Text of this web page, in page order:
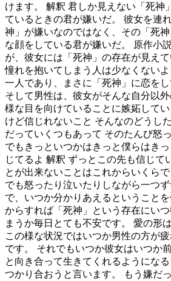
けます。 解釈 君しか見えない「死神
ているときの君が嫌いだ。 彼女を連
神」が嫌いなのではなく、その「死
な顔をしている君が嫌いだ。 原作小
が、彼女には「死神」の存在が見え
憧れを抱いてしまう人は少なくない
一人であり、まさに「死神」に恋をし
そして男性は、彼女がそんな自分以
様な目を向けていることに嫉妬して
けど信じれないこと そんなのどうし
だっていくつもあって そのたんび怒
でもきっといつかはきっと僕らはき
じてるよ 解釈 ずっとこの先も信じて
とが出来ないことはこれからいくら
でも怒ったり泣いたりしながら一つ
で、いつか分かりあえるということ
からすれば「死神」という存在にい
まうか毎日とても不安です。 愛の形
この様な状況ではいつか男性の方が
です。 それでもいつか彼女はいつか
と向き合って生きてくれるようにな
つかり合おうと言います。 もう嫌だ